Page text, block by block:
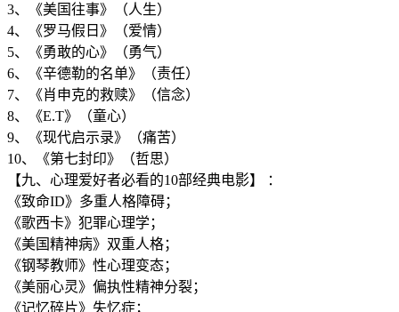
3、《美国往事》（人生）
4、《罗马假日》（爱情）
5、《勇敢的心》（勇气）
6、《辛德勒的名单》（责任）
7、《肖申克的救赎》（信念）
8、《E.T》（童心）
9、《现代启示录》（痛苦）
10、《第七封印》（哲思）
【九、心理爱好者必看的10部经典电影】 ：
《致命ID》多重人格障碍；
《歌西卡》犯罪心理学；
《美国精神病》双重人格；
《钢琴教师》性心理变态；
《美丽心灵》偏执性精神分裂；
《记忆碎片》失忆症；